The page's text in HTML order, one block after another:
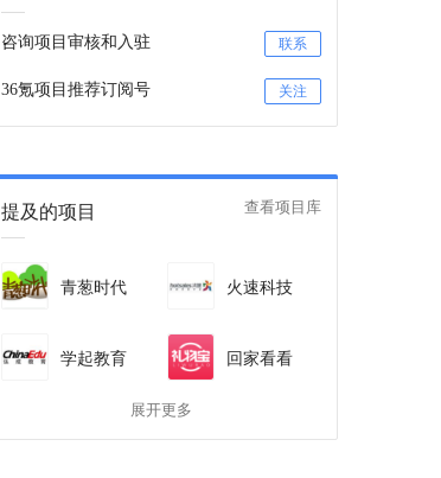
咨询项目审核和入驻 联系
36氪项目推荐订阅号 关注
提及的项目 查看项目库
青葱时代 火速科技
学起教育 回家看看
展开更多